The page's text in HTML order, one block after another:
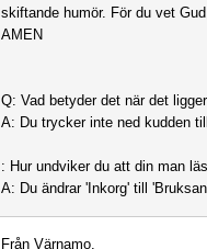
skiftande humör. För du vet
AMEN
Q: Vad betyder det när det
A: Du trycker inte ned kudden
: Hur undviker du att din man
A: Du ändrar 'Inkorg' till
Från Värnamo.